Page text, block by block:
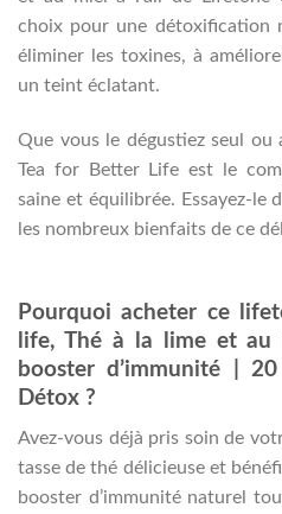
choix pour une détoxification
éliminer les toxines, à
un teint éclatant.
Que vous le dégustiez seul ou
Tea for Better Life est le
saine et équilibrée. Essayez-le
les nombreux bienfaits de ce
Pourquoi acheter ce
life, Thé à la lime et au
booster d’immunité |
Détox ?
Avez-vous déjà pris soin de
tasse de thé délicieuse et
booster d’immunité naturel